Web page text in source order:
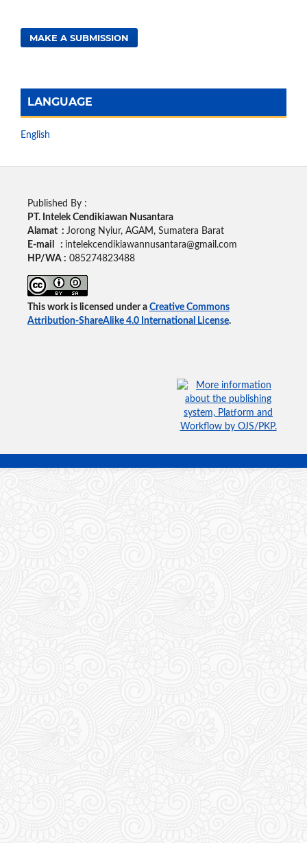
MAKE A SUBMISSION
LANGUAGE
English
Published By :
PT. Intelek Cendikiawan Nusantara
Alamat : Jorong Nyiur, AGAM, Sumatera Barat
E-mail : intelekcendikiawannusantara@gmail.com
HP/WA : 085274823488
This work is licensed under a Creative Commons
Attribution-ShareAlike 4.0 International License.